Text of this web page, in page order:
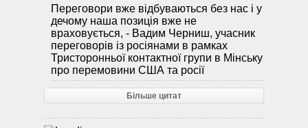
Переговори вже відбуваються без нас і у
дечому наша позиція вже не
враховується, - Вадим Черниш, учасник
переговорів із росіянами в рамках
Тристоронньої контактної групи в Мінську
про перемовини США та росії
Більше цитат